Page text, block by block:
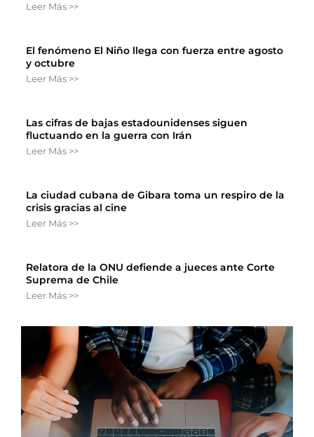
Leer Más >>
El fenómeno El Niño llega con fuerza entre agosto
y octubre
Leer Más >>
Las cifras de bajas estadounidenses siguen
fluctuando en la guerra con Irán
Leer Más >>
La ciudad cubana de Gibara toma un respiro de la
crisis gracias al cine
Leer Más >>
Relatora de la ONU defiende a jueces ante Corte
Suprema de Chile
Leer Más >>